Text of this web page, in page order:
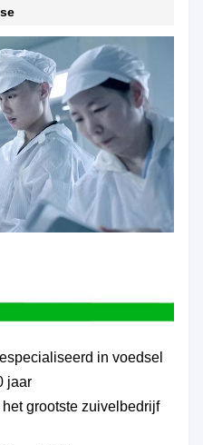
in voedsel
jaar
grootste zuivelbedrijf